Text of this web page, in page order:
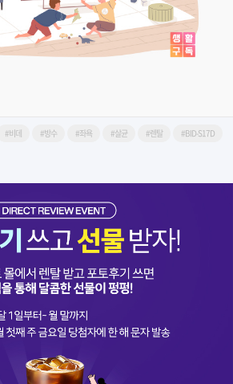
#비데 #방수 #좌욕 #살균 #렌탈 #BID-S17D